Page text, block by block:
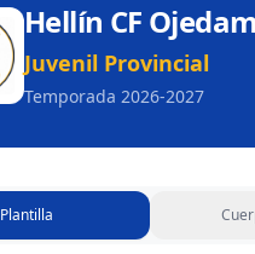
Hellín CF
Juvenil Provincial
Temporada 2026-2027
Plantilla